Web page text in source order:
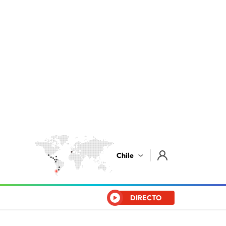
Chile
DIRECTO